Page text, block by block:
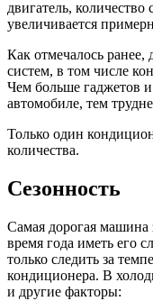
двигатель,
увеличивается
Как отмечалось
систем, в том числе
Чем больше гаджетов
автомобиле, тем
Только один
количества.
Сезонность
Самая дорогая
время года иметь его
только следить за
кондиционера. В
и другие факторы: